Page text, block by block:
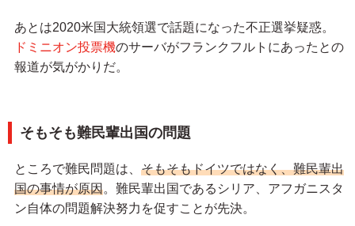
あとは2020米国大統領選で話題になった不正選挙疑惑。
ドミニオン投票機のサーバがフランクフルトにあったとの
報道が気がかりだ。
そもそも難民輩出国の問題
ところで難民問題は、 そもそもドイツではなく、難民輩出
国の事情が原因。難民輩出国であるシリア、アフガニスタ
ン自体の問題解決努力を促すことが先決。